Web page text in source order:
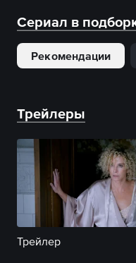
Сериал в
Рекомендации
Трейлеры
Трейлер